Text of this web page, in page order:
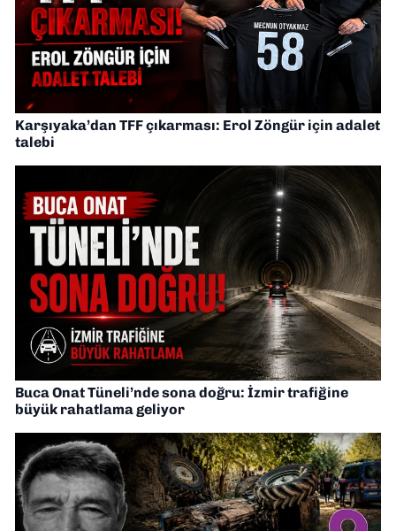
Karşıyaka’dan TFF çıkarması: Erol Zöngür için adalet
talebi
Buca Onat Tüneli’nde sona doğru: İzmir trafiğine
büyük rahatlama geliyor